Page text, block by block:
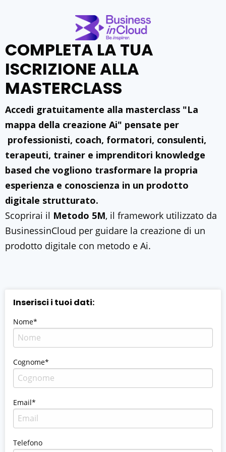
COMPLETA LA TUA
ISCRIZIONE ALLA
MASTERCLASS
Accedi gratuitamente alla masterclass "La
mappa della creazione Ai" pensate per
professionisti, coach, formatori, consulenti,
terapeuti, trainer e imprenditori knowledge
based che vogliono trasformare la propria
esperienza e conoscienza in un prodotto
digitale strutturato.
Scoprirai il Metodo 5M, il framework utilizzato da
BusinessinCloud per guidare la creazione di un
prodotto digitale con metodo e Ai.
Inserisci i tuoi dati:
Nome*
Cognome*
Email*
Telefono